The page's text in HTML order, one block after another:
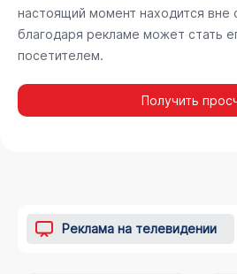
настоящий момент находится вне
благодаря рекламе может стать
посетителем.
Получить
Реклама на телевидении